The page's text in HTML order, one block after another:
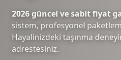
2026 güncel ve sabit fiyat
sistem, profesyonel
Hayalinizdeki taşınma
adrestesiniz.